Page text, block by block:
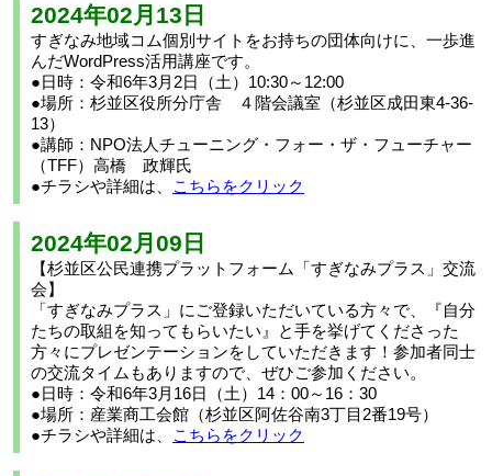
2024年02月13日
すぎなみ地域コム個別サイトをお持ちの団体向けに、一歩進
んだWordPress活用講座です。
●日時：令和6年3月2日（土）10:30～12:00
●場所：杉並区役所分庁舎 ４階会議室（杉並区成田東4-36-
13）
●講師：NPO法人チューニング・フォー・ザ・フューチャー
（TFF）高橋 政輝氏
●チラシや詳細は、
こちらをクリック
2024年02月09日
【杉並区公民連携プラットフォーム「すぎなみプラス」交流
会】
「すぎなみプラス」にご登録いただいている方々で、『自分
たちの取組を知ってもらいたい』と手を挙げてくださった
方々にプレゼンテーションをしていただきます！参加者同士
の交流タイムもありますので、ぜひご参加ください。
●日時：令和6年3月16日（土）14：00～16：30
●場所：産業商工会館（杉並区阿佐谷南3丁目2番19号）
●チラシや詳細は、
こちらをクリック